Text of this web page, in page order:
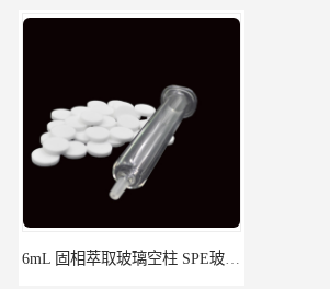
6mL 固相萃取玻璃空柱 SPE玻璃空柱